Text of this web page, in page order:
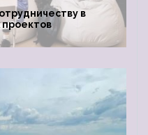
в
проектов